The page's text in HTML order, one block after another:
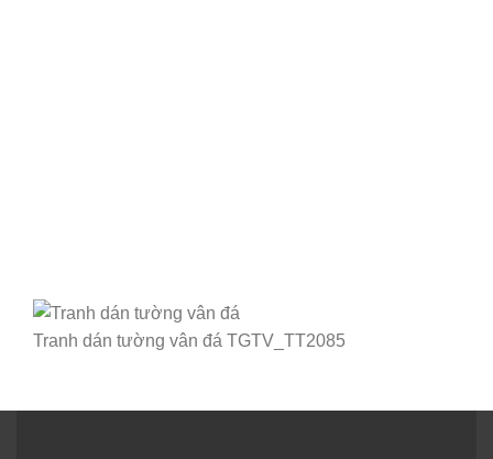
Tranh dán tường vân đá TGTV_TT2085